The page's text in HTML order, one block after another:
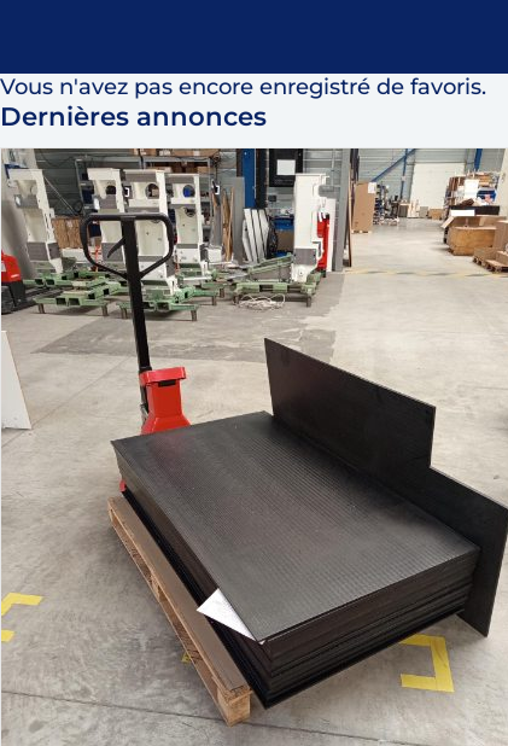
Vous n'avez pas encore enregistré de favoris.
Dernières annonces